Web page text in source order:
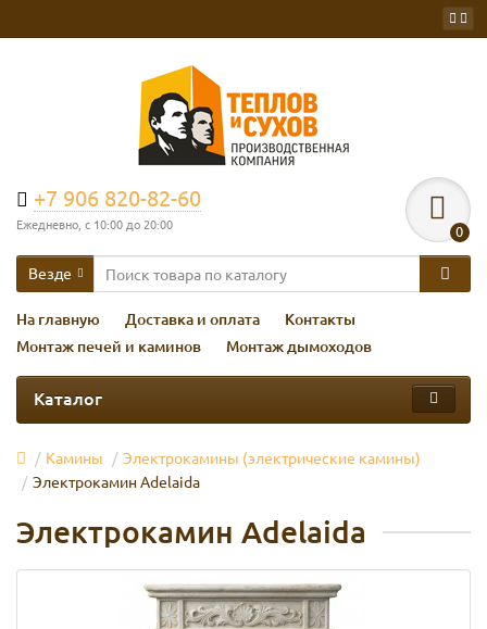
+7 906 820-82-60
Ежедневно, с 10:00 до 20:00 0
Везде
На главную Доставка и оплата
Контакты
Монтаж печей и каминов
Монтаж дымоходов
Каталог
Камины
Электрокамины (электрические камины)
Электрокамин Adelaida
Электрокамин Adelaida